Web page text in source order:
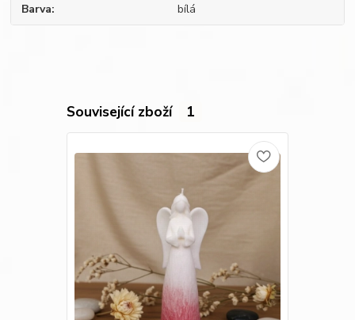
Barva bílá
Související zboží 1